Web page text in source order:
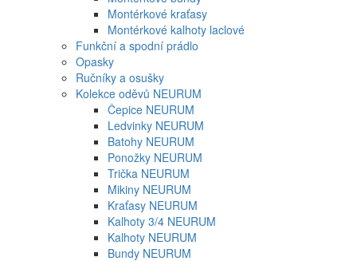
Montérkové kraťasy
Montérkové kalhoty laclové
Funkční a spodní prádlo
Opasky
Ručníky a osušky
Kolekce oděvů NEURUM
Čepice NEURUM
Ledvinky NEURUM
Batohy NEURUM
Ponožky NEURUM
Trička NEURUM
Mikiny NEURUM
Kraťasy NEURUM
Kalhoty 3/4 NEURUM
Kalhoty NEURUM
Bundy NEURUM